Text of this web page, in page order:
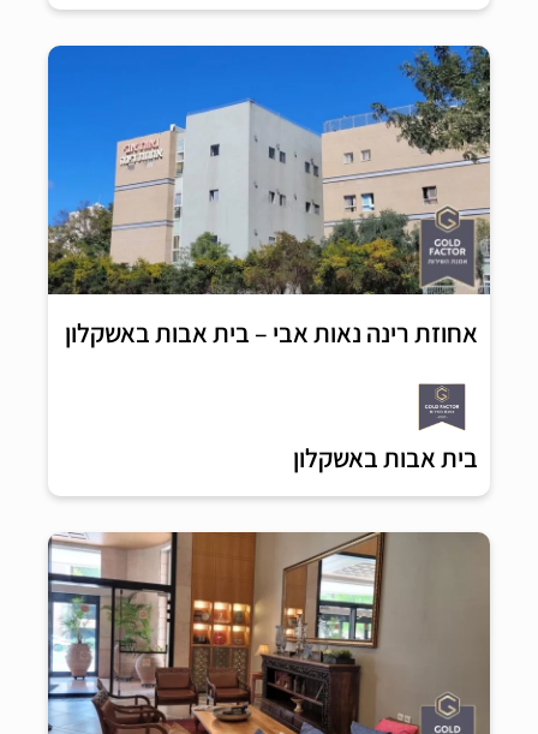
אחוזת רינה נאות אבי – בית אבות באשקלון
בית אבות באשקלון